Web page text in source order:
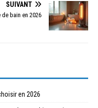
SUIVANT
bain en 2026
en 2026